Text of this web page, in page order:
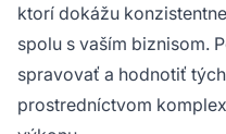
ktorí dokážu
spolu s vaším biznisom.
spravovať a hodnotiť
prostredníctvom